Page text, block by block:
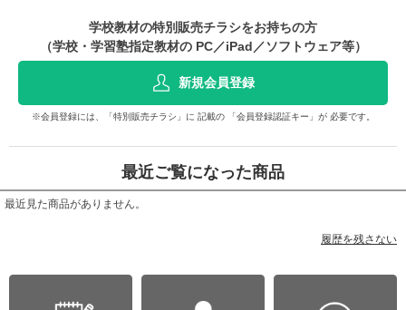
学校教材の特別販売チラシをお持ちの方
（学校・学習塾指定教材の PC／iPad／ソフトウェア等）
新規会員登録
※会員登録には、「特別販売チラシ」に 記載の 「会員登録認証キー」が 必要です。
最近ご覧になった商品
最近見た商品がありません。
履歴を残さない